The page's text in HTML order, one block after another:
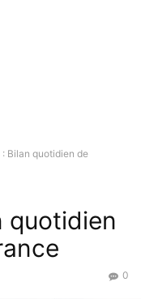
Bilan quotidien de
quotidien
0